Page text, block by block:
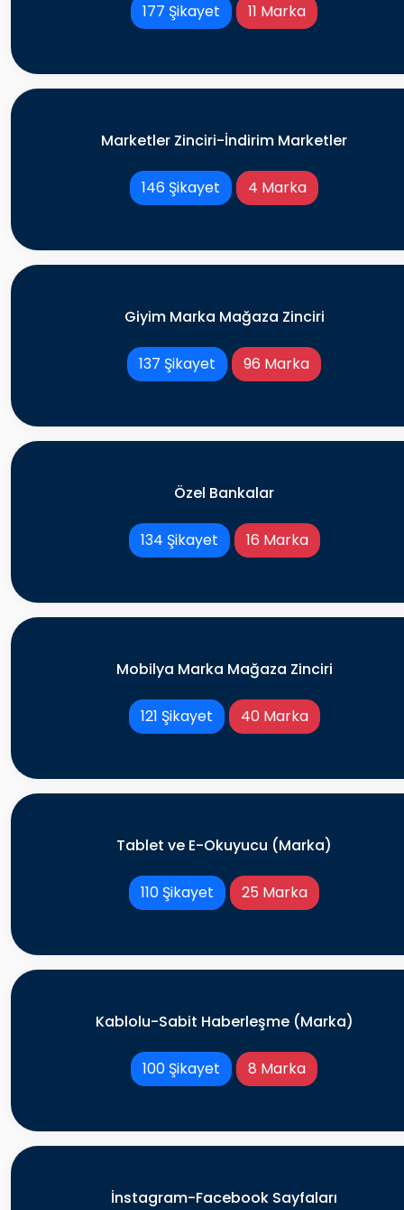
177 Şikayet 11 Marka
Marketler Zinciri-İndirim Marketler
146 Şikayet 4 Marka
Giyim Marka Mağaza Zinciri
137 Şikayet 96 Marka
Özel Bankalar
134 Şikayet 16 Marka
Mobilya Marka Mağaza Zinciri
121 Şikayet 40 Marka
Tablet ve E-Okuyucu (Marka)
110 Şikayet 25 Marka
Kablolu-Sabit Haberleşme (Marka)
100 Şikayet 8 Marka
İnstagram-Facebook Sayfaları